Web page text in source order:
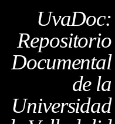
UvaDoc:
Repositorio
Documental
de la
Universidad